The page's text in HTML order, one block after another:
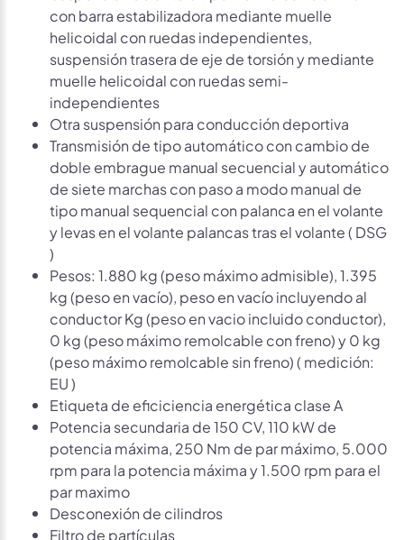
con barra estabilizadora mediante muelle
helicoidal con ruedas independientes,
suspensión trasera de eje de torsión y mediante
muelle helicoidal con ruedas semi-
independientes
Otra suspensión para conducción deportiva
Transmisión de tipo automático con cambio de
doble embrague manual secuencial y automático
de siete marchas con paso a modo manual de
tipo manual sequencial con palanca en el volante
y levas en el volante palancas tras el volante ( DSG
)
Pesos: 1.880 kg (peso máximo admisible), 1.395
kg (peso en vacío), peso en vacío incluyendo al
conductor Kg (peso en vacio incluido conductor),
0 kg (peso máximo remolcable con freno) y 0 kg
(peso máximo remolcable sin freno) ( medición:
EU )
Etiqueta de eficiciencia energética clase A
Potencia secundaria de 150 CV, 110 kW de
potencia máxima, 250 Nm de par máximo, 5.000
rpm para la potencia máxima y 1.500 rpm para el
par maximo
Desconexión de cilindros
Filtro de partículas